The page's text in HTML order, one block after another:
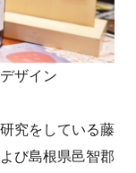
ザイン
究をしている藤
び島根県邑智郡